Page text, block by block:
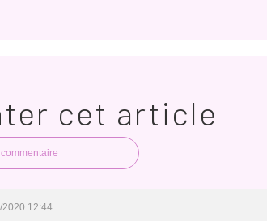
cet article
2020 12:44